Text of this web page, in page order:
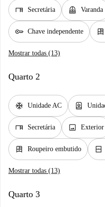
desk Secretária balcony Varanda
key Chave independente dresser
Mostrar todas (13)
Quarto 2
ac_unit Unidade AC water_heater
desk Secretária image Exterior
dresser Roupeiro embutido window_closed
Mostrar todas (13)
Quarto 3